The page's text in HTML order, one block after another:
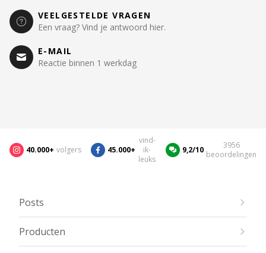
VEELGESTELDE VRAGEN
Een vraag? Vind je antwoord hier.
E-MAIL
Reactie binnen 1 werkdag
40.000+ volgers 45.000+
vind-
ik-
leuks
9,2/10
3956
beoordelingen
Posts
Producten